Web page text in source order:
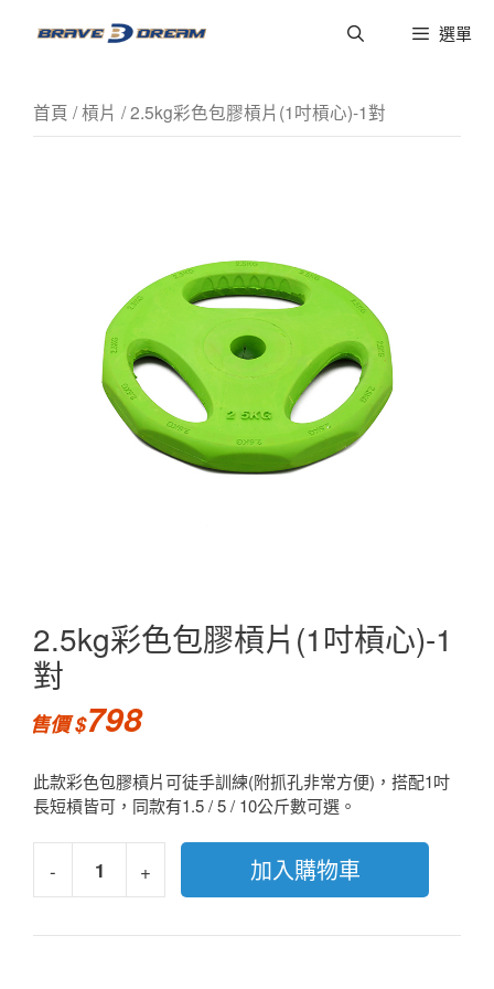
選單
首頁 /槓片 / 2.5kg彩色包膠槓片(1吋槓心)-1對
2.5kg彩色包膠槓片(1吋槓心)-1
對
798
此款彩色包膠槓片可徒手訓練(附抓孔非常方便)，搭配1吋
長短槓皆可，同款有1.5 / 5 / 10公斤數可選。
- + 加入購物車